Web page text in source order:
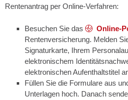
Rentenantrag per Online-Verfahren:
Besuchen Sie das Online-
Rentenversicherung. Melden
Signaturkarte, Ihrem
elektronischem
elektronischen Aufenthaltstitel
Füllen Sie die Formulare aus
Unterlagen hoch. Danach